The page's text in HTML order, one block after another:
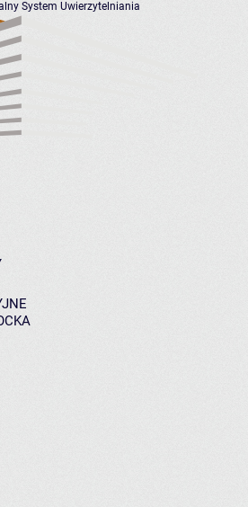
System Uwierzytelniania